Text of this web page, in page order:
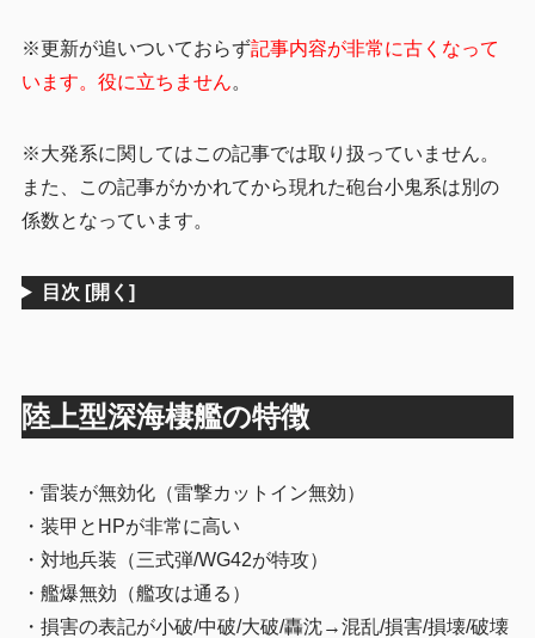
※更新が追いついておらず記事内容が非常に古くなって
います。役に立ちません。
※大発系に関してはこの記事では取り扱っていません。
また、この記事がかかれてから現れた砲台小鬼系は別の
係数となっています。
目次 [開く]
陸上型深海棲艦の特徴
・雷装が無効化（雷撃カットイン無効）
・装甲とHPが非常に高い
・対地兵装（三式弾/WG42が特攻）
・艦爆無効（艦攻は通る）
・損害の表記が小破/中破/大破/轟沈→混乱/損害/損壊/破壊
2.3 複合で活用可能しよう
2.4 参考